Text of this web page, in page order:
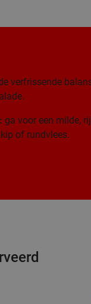
verfrissende
ga voor een milde,
of rundvlees.